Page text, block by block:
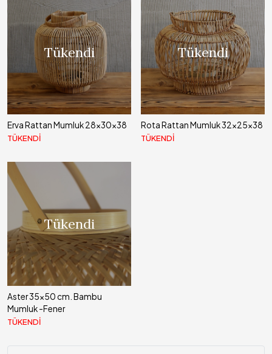
Tükendi
Erva Rattan Mumluk 28x30x38
TÜKENDİ
Tükendi
Rota Rattan Mumluk 32x25x38
TÜKENDİ
Tükendi
Aster 35x50 cm. Bambu
Mumluk -Fener
TÜKENDİ